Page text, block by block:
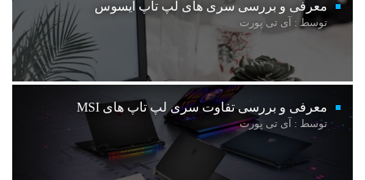
معرفی و بررسی سری های لپ تاپ ایسوس
توسط : آی تی پورت
معرفی و بررسی تفاوت سری لپ تاپ های MSI
توسط : آی تی پورت